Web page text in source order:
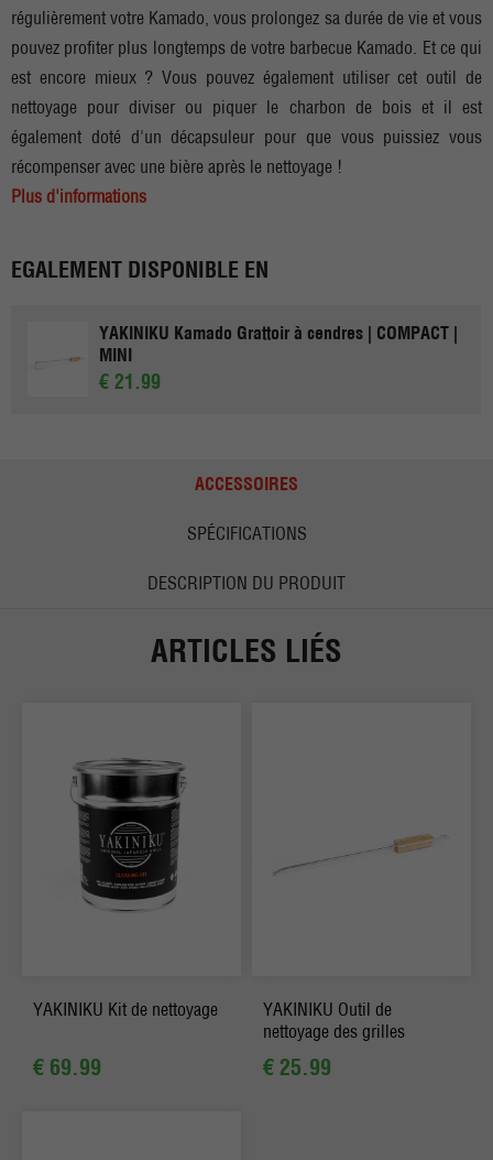
régulièrement votre Kamado, vous prolongez sa durée de vie et vous
pouvez profiter plus longtemps de votre barbecue Kamado. Et ce qui
est encore mieux ? Vous pouvez également utiliser cet outil de
nettoyage pour diviser ou piquer le charbon de bois et il est
également doté d'un décapsuleur pour que vous puissiez vous
récompenser avec une bière après le nettoyage !
Plus d'informations
EGALEMENT DISPONIBLE EN
YAKINIKU Kamado Grattoir à cendres | COMPACT |
MINI
€ 21.99
ACCESSOIRES
SPÉCIFICATIONS
DESCRIPTION DU PRODUIT
ARTICLES LIÉS
YAKINIKU Kit de nettoyage
€ 69.99
YAKINIKU Outil de
nettoyage des grilles
€ 25.99